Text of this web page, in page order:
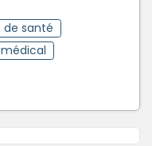
de santé